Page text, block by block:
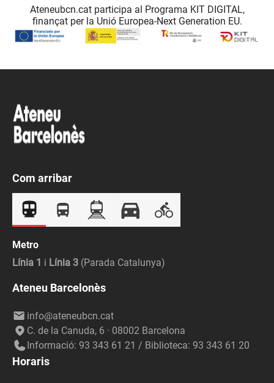
Ateneubcn.cat participa al Programa KIT DIGITAL,
finançat per la Unió Europea-Next Generation EU.
Com arribar
Metro
Línia 1 i Línia 3 (Parada Catalunya)
Ateneu Barcelonès
info@ateneubcn.cat
C. de la Canuda, 6 · 08002 Barcelona
Informació: 93 343 61 21 / Biblioteca: 93 343 61 20
Horaris